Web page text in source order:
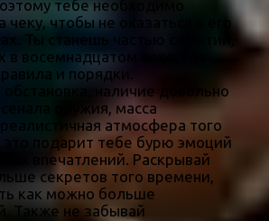
тебе необходимо
чеку, чтобы не оказаться в его
Ты станешь частью событий,
восемнадцатом веке, где
и порядки.
наличие довольно
оружия, масса
атмосфера того
это подарит тебе бурю эмоций
впечатлений. Раскрывай
секретов того времени,
как можно больше
Также не забывай